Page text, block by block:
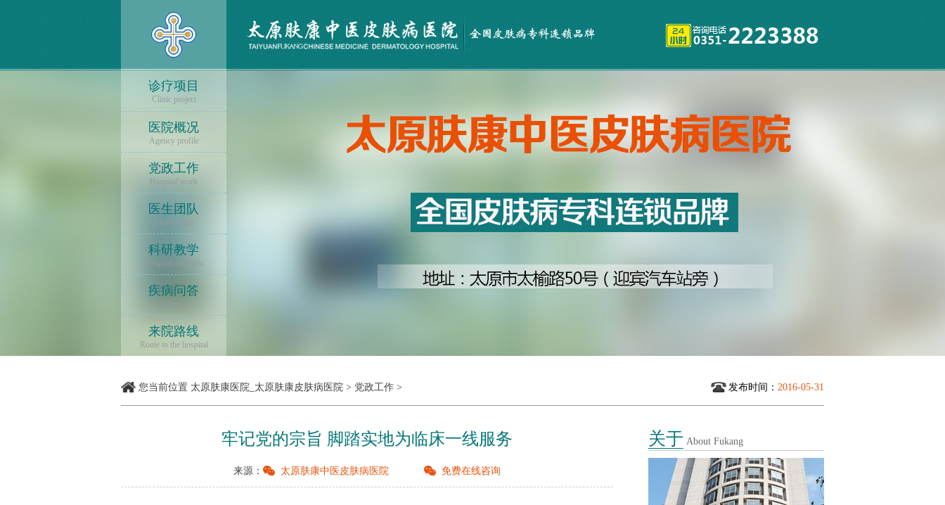
诊疗项目
Clinic project
医院概况
Agency profile
党政工作
Hospital work
医生团队
Expert team
科研教学
Hospital scientific
疾病问答
Q illness
来院路线
Route to the hospital
您当前位置 太原肤康医院_太原肤康皮肤病医院 > 党政工作 > 发布时间： 2016-05-31
牢记党的宗旨 脚踏实地为临床一线服务
来源： 太原肤康中医皮肤病医院 免费在线咨询
关于 About Fukang